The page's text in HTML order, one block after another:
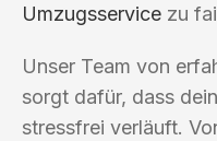
Umzugsservice zu
Unser Team von
sorgt dafür, dass
stressfrei verläuft.